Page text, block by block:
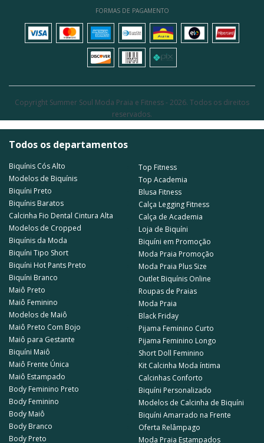
FORMAS DE PAGAMENTO
Copyright Summer Soul Moda Praia e Fitness - 2026. Todos os direitos
reservados.
Todos os departamentos
Biquínis Cós Alto
Modelos de Biquínis
Biquíni Preto
Biquínis Baratos
Calcinha Fio Dental Cintura Alta
Modelos de Cropped
Biquínis da Moda
Biquíni Tipo Short
Biquíni Hot Pants Preto
Biquíni Branco
Maiô Preto
Maiô Feminino
Modelos de Maiô
Maiô Preto Com Bojo
Maiô para Gestante
Biquíni Maiô
Maiô Frente Única
Maiô Estampado
Body Feminino Preto
Body Feminino
Body Maiô
Body Branco
Body Preto
Top Fitness
Top Academia
Blusa Fitness
Calça Legging Fitness
Calça de Academia
Loja de Biquíni
Biquíni em Promoção
Moda Praia Promoção
Moda Praia Plus Size
Outlet Biquínis Online
Roupas de Praias
Moda Praia
Black Friday
Pijama Feminino Curto
Pijama Feminino Longo
Short Doll Feminino
Kit Calcinha Moda íntima
Calcinhas Conforto
Biquíni Personalizado
Modelos de Calcinha de Biquíni
Biquíni Amarrado na Frente
Oferta Relâmpago
Moda Praia Estampados